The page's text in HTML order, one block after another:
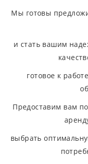
Мы готовы
и стать вашим
готовое к
Предоставим вам
выбрать